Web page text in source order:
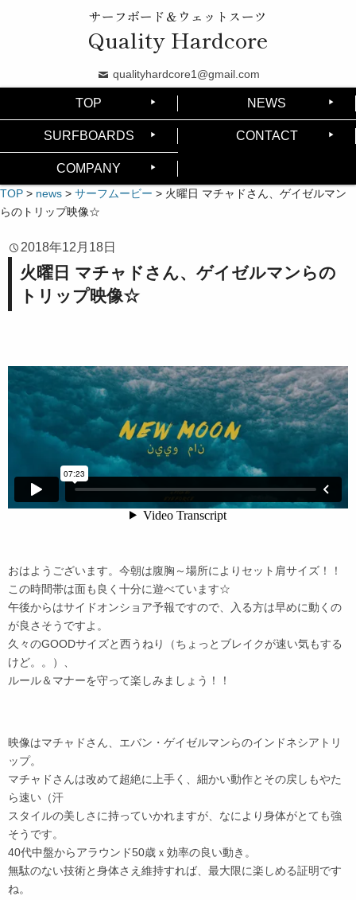
サーフボード＆ウェットスーツ
Quality Hardcore
qualityhardcore1@gmail.com
TOP NEWS
SURFBOARDS CONTACT
COMPANY
TOP > news > サーフムービー > 火曜日 マチャドさん、ゲイゼルマン
らのトリップ映像☆
2018年12月18日
火曜日 マチャドさん、ゲイゼルマンらの
トリップ映像☆
おはようございます。今朝は腹胸～場所によりセット肩サイズ！！
この時間帯は面も良く十分に遊べています☆
午後からはサイドオンショア予報ですので、入る方は早めに動くの
が良さそうですよ。
久々のGOODサイズと西うねり（ちょっとブレイクが速い気もする
けど。。）、
ルール＆マナーを守って楽しみましょう！！
映像はマチャドさん、エバン・ゲイゼルマンらのインドネシアトリ
ップ。
マチャドさんは改めて超絶に上手く、細かい動作とその戻しもやた
ら速い（汗
スタイルの美しさに持っていかれますが、なにより身体がとても強
そうです。
40代中盤からアラウンド50歳ｘ効率の良い動き。
無駄のない技術と身体さえ維持すれば、最大限に楽しめる証明です
ね。